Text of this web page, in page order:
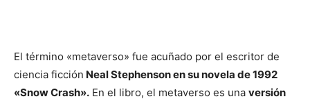
El término «metaverso» fue acuñado por el escritor de
ciencia ficción Neal Stephenson en su novela de 1992
«Snow Crash». En el libro, el metaverso es una versión